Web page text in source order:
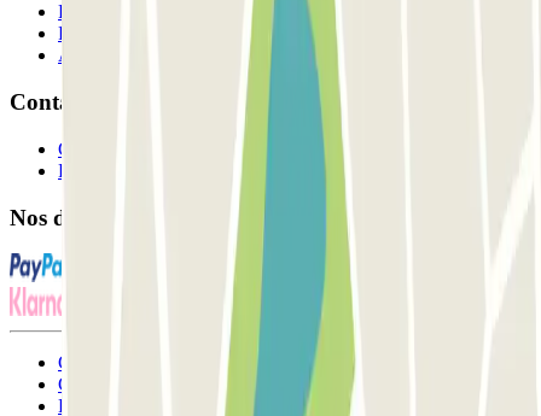
Professionnels
Fournisseur de parking
Affiliés
Contact
Contactez-nous
FAQ
Nos différents modes de paiement:
Conditions générales d'utilisation et contrat
Conditions d'annulation
Politique relative aux cookies